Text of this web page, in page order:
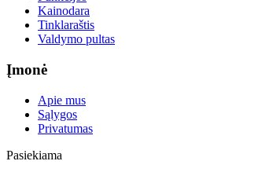
Kainodara
Tinklaraštis
Valdymo pultas
Įmonė
Apie mus
Sąlygos
Privatumas
Pasiekiama